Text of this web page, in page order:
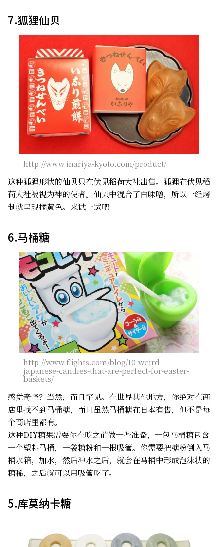
7.狐狸仙贝
http://www.inariya-kyoto.com/product/
这种狐狸形状的仙贝只在伏见稻荷大社出售。狐狸在伏见稻
荷大社被视为神的使者。仙贝中混合了白味噌，所以一经烤
制就呈现橘黄色。来试一试吧
6.马桶糖
http://www.flights.com/blog/10-weird-
japanese-candies-that-are-perfect-for-easter-
baskets/
感觉奇怪？当然，而且罕见。在世界其他地方，你绝对在商
店里找不到马桶糖，而且虽然马桶糖在日本有售，但不是每
个商店里都有。
这种DIY糖果需要你在吃之前做一些准备，一包马桶糖包含
一个塑料马桶，一袋糖粉和一根吸管。你需要把糖粉倒入马
桶水箱，加水，然后冲水之后，就会在马桶中形成泡沫状的
糖稀，之后就可以用吸管吃了。
5.库莫纳卡糖